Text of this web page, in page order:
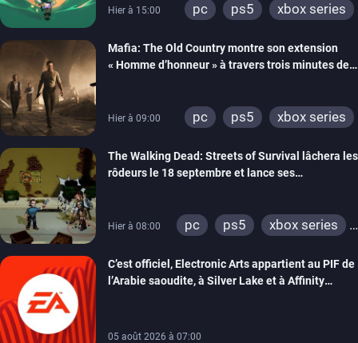
Hier à 15:00 pc ps5 xbox series
Mafia: The Old Country montre son extension
« Homme d’honneur » à travers trois minutes de
Hier à 09:00 pc ps5 xbox series
The Walking Dead: Streets of Survival lâchera les
rôdeurs le 18 septembre et lance ses
Hier à 08:00 pc ps5
xbox series
C’est officiel, Electronic Arts appartient au PIF de
l’Arabie saoudite, à Silver Lake et à Affinity
05 août 2026 à 07:00